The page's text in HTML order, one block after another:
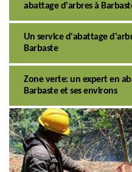
abattage d'arbres à
Un service d'abattage
Barbaste
Zone verte: un expert en
Barbaste et ses environs